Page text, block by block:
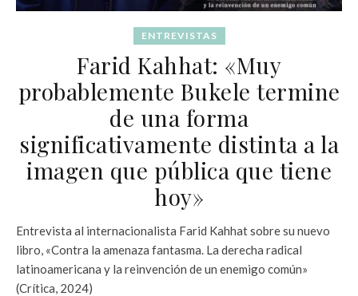
ENTREVISTAS
Farid Kahhat: «Muy
probablemente Bukele termine
de una forma
significativamente distinta a la
imagen que pública que tiene
hoy»
Entrevista al internacionalista Farid Kahhat sobre su nuevo
libro, «Contra la amenaza fantasma. La derecha radical
latinoamericana y la reinvención de un enemigo común»
(Crítica, 2024)